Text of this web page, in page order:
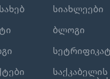
სიახლეები
ბლოგი
საქკაბელის